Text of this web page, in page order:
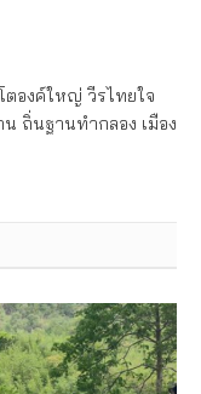
ตองค์ใหญ่ วีรไทยใจ
ถิ่นฐานทำกลอง เมือง